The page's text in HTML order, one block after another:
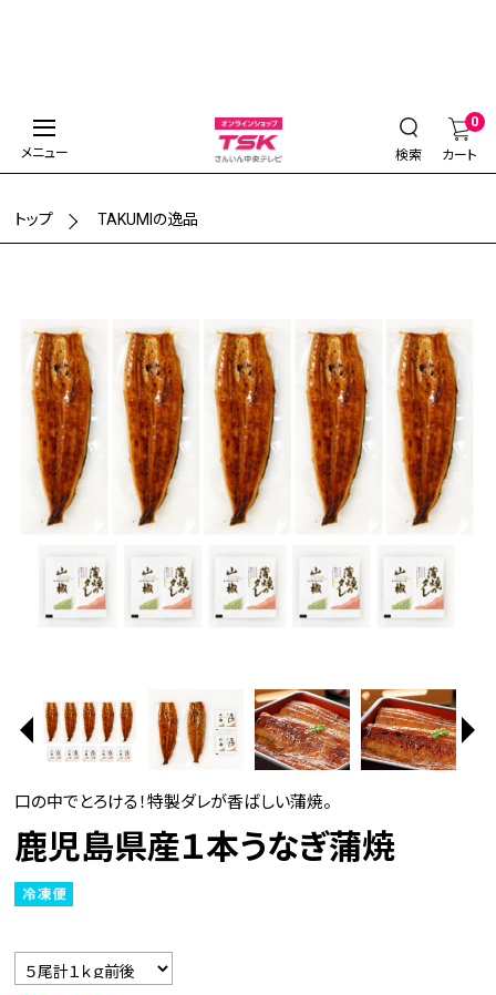
検索 カート
0
メニュー
トップ TAKUMIの逸品
口の中でとろける！特製ダレが香ばしい蒲焼。
鹿児島県産１本うなぎ蒲焼